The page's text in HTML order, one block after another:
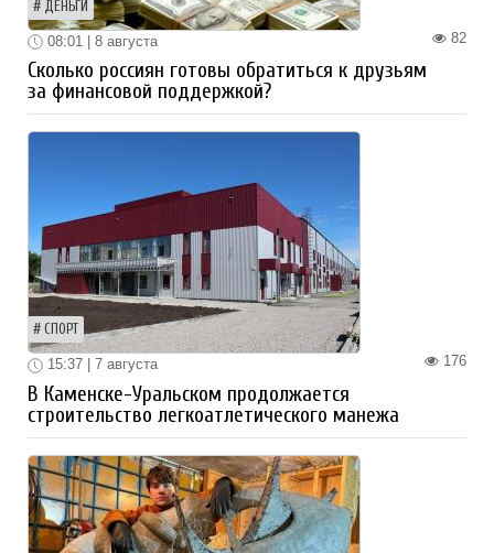
ДЕНЬГИ
82
08:01 | 8 августа
Сколько россиян готовы обратиться к друзьям
за финансовой поддержкой?
СПОРТ
176
15:37 | 7 августа
В Каменске-Уральском продолжается
строительство легкоатлетического манежа